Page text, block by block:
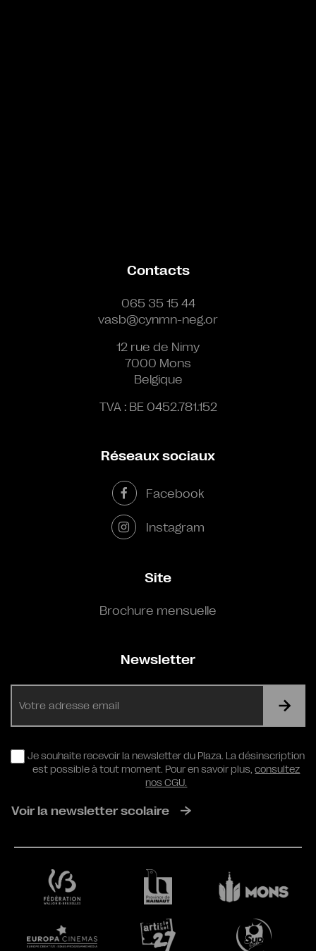
Contacts
065 35 15 44
vasb@cynmn-neg.or
12 rue de Nimy
7000 Mons
Belgique
TVA : BE 0452.781.152
Réseaux sociaux
Facebook
Instagram
Site
Brochure mensuelle
Newsletter
RGPD
Je souhaite recevoir la newsletter du Plaza. La désinscription
est possible à tout moment. Pour en savoir plus,consultez
nos CGU.
Voir la newsletter scolaire